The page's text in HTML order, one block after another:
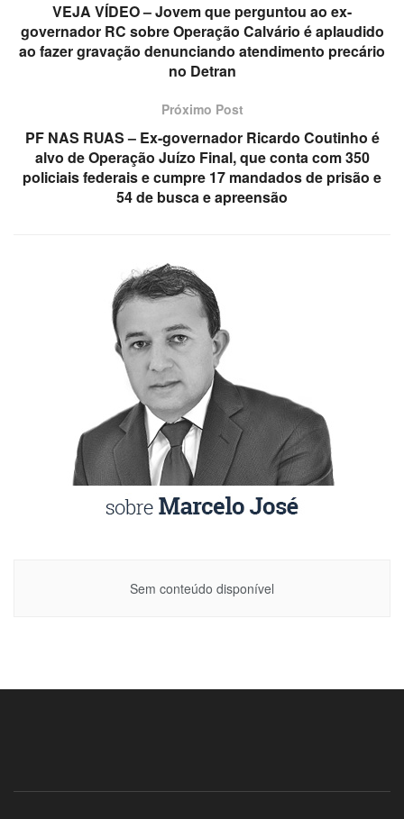
VEJA VÍDEO – Jovem que perguntou ao ex-
governador RC sobre Operação Calvário é aplaudido
ao fazer gravação denunciando atendimento precário
no Detran
Próximo Post
PF NAS RUAS – Ex-governador Ricardo Coutinho é
alvo de Operação Juízo Final, que conta com 350
policiais federais e cumpre 17 mandados de prisão e
54 de busca e apreensão
Sem conteúdo disponível